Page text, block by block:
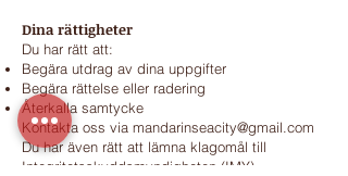
Dina rättigheter
Du har rätt att:
Begära utdrag av dina uppgifter
Begära rättelse eller radering
Återkalla samtycke
Kontakta oss via mandarinseacity@gmail.com
Du har även rätt att lämna klagomål till
Integritetsskyddsmyndigheten (IMY).